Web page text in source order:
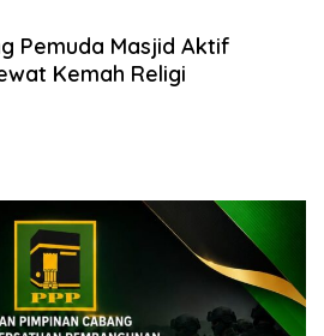
Pemuda Masjid Aktif
Kemah Religi